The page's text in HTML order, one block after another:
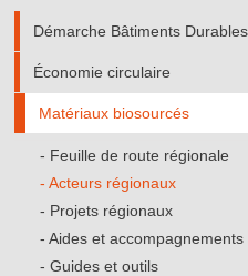
Démarche Bâtiments Durables
Économie circulaire
Matériaux biosourcés
Feuille de route régionale
Acteurs régionaux
Projets régionaux
Aides et accompagnements
Guides et outils